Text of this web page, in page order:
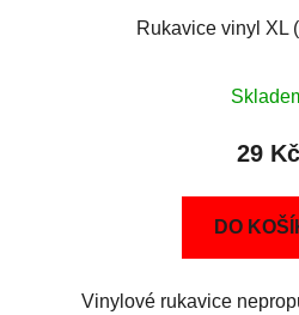
Rukavice vinyl XL
29 Kč
DO
Vinylové rukavice